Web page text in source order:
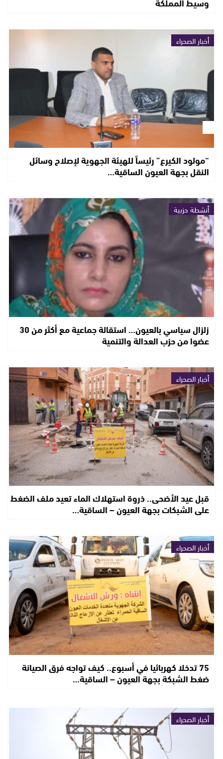
أخبار الصحراء
“مولود الكيرع” رئيساً للهيئة الجهوية لإصلاح وسائل
النقل بجهة العيون الساقية…
أنشطة حزبية
زلزال سياسي بالعيون… استقالة جماعية مع أكثر من 30
عضوا من حزب العدالة والتنمية
أخبار الصحراء
قبل عيد الأضحى.. ذروة استهلاك الماء تعيد ملف الضغط
على الشبكات بجهة العيون – الساقية…
أخبار الصحراء
75 تدخلا كهربائيا في أسبوع.. كيف تواجه فرق الصيانة
ضغط الشبكة بجهة العيون – الساقية…
أخبار الصحراء